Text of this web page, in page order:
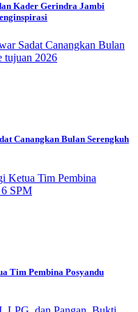
Kader Gerindra Jambi
Canangkan Bulan Serengkuh
Tim Pembina Posyandu